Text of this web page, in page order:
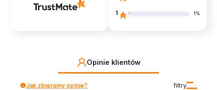
1 1%
Opinie klientów
filtry
Jak zbieramy opinie?